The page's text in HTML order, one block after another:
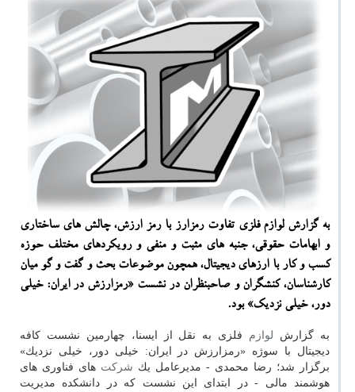
به گزارش لوازم فلزی تفاوت رمزارز با رمز ارزش، چالش های ساختاری
و ابهامات حقوقی، جنبه های مثبت و منفی و رویكردهای مختلف حوزه
كسب و كار با ارزهای دیجیتال، همچون موضوعات بحث و گفت و گو میان
كارشناسان، كنشگران و صاحبنظران در نشست «رمزارزش در ایران: خیلی
دور، خیلی نزدیك» بود.
به گزارش لوازم فلزی به نقل از ایسنا، چهارمین نشست كافه
دیجیتال با سوژه «رمزارزش در ایران: خیلی دور، خیلی نزدیك»
برگزار شد؛ رضا محمدی - مدیرعامل یك شركت های فناوری های
هوشمند مالی - در ابتدای این نشست كه در دانشكده مدیریت